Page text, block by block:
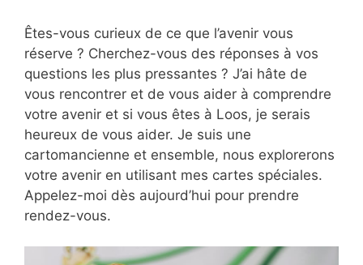
Êtes-vous curieux de ce que l’avenir vous
réserve ? Cherchez-vous des réponses à vos
questions les plus pressantes ? J’ai hâte de
vous rencontrer et de vous aider à comprendre
votre avenir et si vous êtes à Loos, je serais
heureux de vous aider. Je suis une
cartomancienne et ensemble, nous explorerons
votre avenir en utilisant mes cartes spéciales.
Appelez-moi dès aujourd’hui pour prendre
rendez-vous.